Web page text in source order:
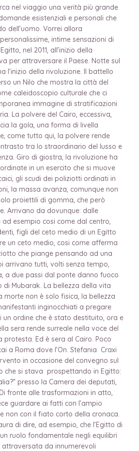
nel viaggio una verità più grande
esistenziali e personali che
dell’uomo. Vorrei allora
intime sensazioni di
nel 2011, all’inizio della
per attraversare il Paese. Notte sul
l’inizio della rivoluzione. Il battello
un Nilo che mostra la città del
caleidoscopio culturale che ci
immagine di stratificazioni
La polvere del Cairo, eccessiva,
la gola, una forma di livella
come tutto qui, la polvere rende
tra lo straordinario del lusso e
Giro di giostra, la rivoluzione ha
in un esercito che si muove
gli scudi dei poliziotti ordinati in
la massa avanza, comunque non
proiettili di gomma, che però
Arrivano da dovunque: dalle
ad esempio cosi come dal centro,
figli del ceto medio di un Egitto
un ceto medio, cosi come afferma
che piange pensando ad una
arrivano tutti, volti senza tempo,
a due passi dal ponte danno fuoco
di Mubarak. La bellezza della vita
morte non è solo fisica, la bellezza
inginocchiati a pregare
un ordine che è stato destituito, ora e
sera rende surreale nella voce del
protesta. Ed è sera al Cairo. Poco
a Roma dove l’On. Stefania Craxi
in occasione del convegno sul
che si stava prospettando in Egitto:
presso la Camera dei deputati,
Di fronte alle trasformazioni in atto,
guardare ai fatti con l’ampio
non con il fiato corto della cronaca.
di dire, ad esempio, che l’Egitto di
ruolo fondamentale negli equilibri
attraversata da innumerevoli